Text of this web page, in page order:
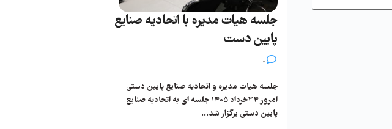
جلسه هیات مدیره با اتحادیه صنایع
پایین دست
جلسه هیات مدیره و اتحادیه صنایع پایین دستی
امروز 24خرداد 1405 جلسه ای به اتحادیه صنایع
پایین دستی برگزار شد...